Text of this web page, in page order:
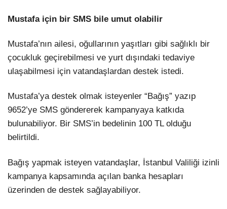
Mustafa için bir SMS bile umut olabilir
Mustafa’nın ailesi, oğullarının yaşıtları gibi sağlıklı bir
çocukluk geçirebilmesi ve yurt dışındaki tedaviye
ulaşabilmesi için vatandaşlardan destek istedi.
Mustafa’ya destek olmak isteyenler “Bağış” yazıp
9652’ye SMS göndererek kampanyaya katkıda
bulunabiliyor. Bir SMS’in bedelinin 100 TL olduğu
belirtildi.
Bağış yapmak isteyen vatandaşlar, İstanbul Valiliği izinli
kampanya kapsamında açılan banka hesapları
üzerinden de destek sağlayabiliyor.